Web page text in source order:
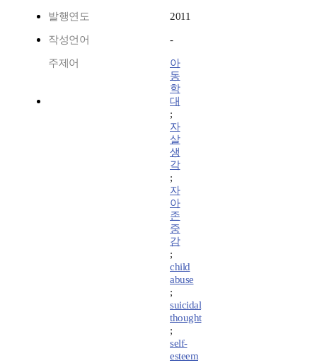
발행연도 2011
작성언어 -
주제어
아
동
학
대
;
자
살
생
각
;
자
아
존
중
감
;
child
abuse
;
suicidal
thought
;
self-
esteem